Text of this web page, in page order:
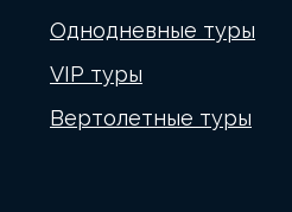
Однодневные туры
VIP туры
Вертолетные туры